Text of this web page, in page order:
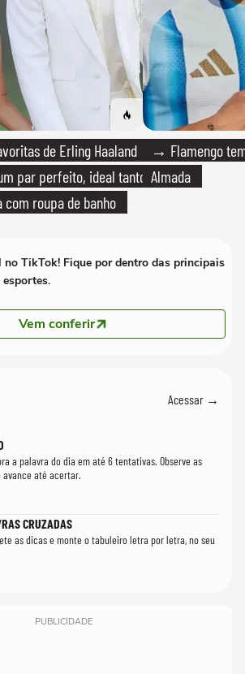
de Erling Haaland
par perfeito, ideal tanto
roupa de banho
→ Flamengo
Almada
no TikTok! Fique por dentro das principais
Vem conferir
Acessar →
a palavra do dia em até 6 tentativas. Observe as
avance até acertar.
CRUZADAS
as dicas e monte o tabuleiro letra por letra, no seu
PUBLICIDADE